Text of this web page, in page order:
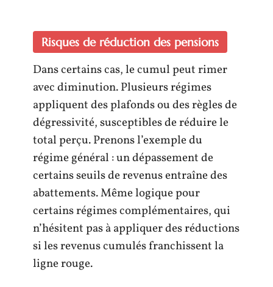
Risques de réduction des pensions
Dans certains cas, le cumul peut rimer
avec diminution. Plusieurs régimes
appliquent des plafonds ou des règles de
dégressivité, susceptibles de réduire le
total perçu. Prenons l’exemple du
régime général : un dépassement de
certains seuils de revenus entraîne des
abattements. Même logique pour
certains régimes complémentaires, qui
n’hésitent pas à appliquer des réductions
si les revenus cumulés franchissent la
ligne rouge.